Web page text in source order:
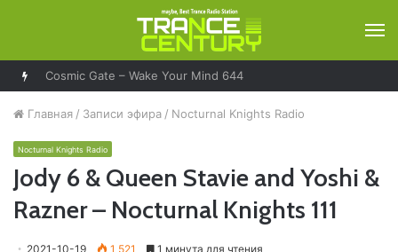
Cosmic Gate – Wake Your Mind 644
Главная / Записи эфира / Nocturnal Knights Radio
Nocturnal Knights Radio
Jody 6 & Queen Stavie and Yoshi &
Razner – Nocturnal Knights 111
2021-10-19 1 521 1 минута для чтения